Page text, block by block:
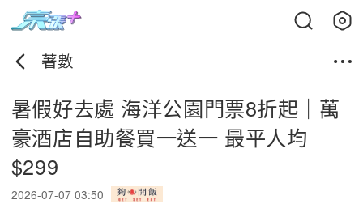
著數
暑假好去處 海洋公園門票8折起｜萬
豪酒店自助餐買一送一 最平人均
$299
2026-07-07 03:50